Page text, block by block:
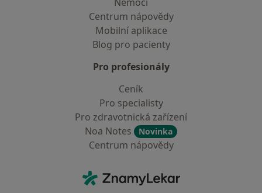
Centrum nápovědy
Mobilní aplikace
Blog pro pacienty
Pro profesionály
Ceník
Pro specialisty
Pro zdravotnická zařízení
Noa Notes
Novinka
Centrum nápovědy
ZnamyLekar - Hlavní stránka